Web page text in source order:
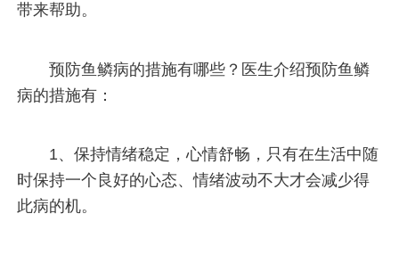
带来帮助。
预防鱼鳞病的措施有哪些？医生介绍预防鱼鳞
病的措施有：
1、保持情绪稳定，心情舒畅，只有在生活中随
时保持一个良好的心态、情绪波动不大才会减少得
此病的机。